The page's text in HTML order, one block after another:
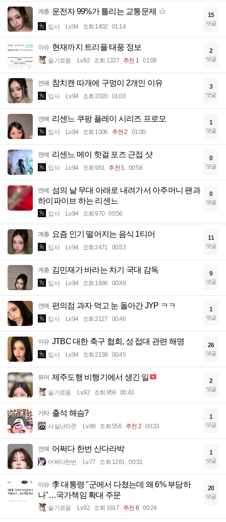
계층 운전자 99%가 틀리는 교통문제
입사 Lv.94 조회 1402 01:14
15
댓글
이슈 현재까지 트리플 태풍 정보
슬기로움 Lv.92 조회 1337 추천 1 01:06
2
댓글
연예 참치캔 따개에 구멍이 2개인 이유
입사 Lv.94 조회 2020 01:03
3
댓글
연예 리센느 쿠팡 플레이 시리즈 프로모
입사 Lv.94 조회 1006 추천 2 01:00
1
댓글
연예 리센느 메이 핫걸 포즈 근접 샷
입사 Lv.94 조회 981 추천 1 00:58
0
댓글
연예 섬의 날 무대 아래로 내려가서 아주머니 팬과
하이파이브 하는 리센느
입사 Lv.94 조회 970 00:56
0
댓글
계층 요즘 인기 떨어지는 음식 1티어
입사 Lv.94 조회 2471 00:53
11
댓글
계층 김민재가 바라는 차기 국대 감독
입사 Lv.94 조회 1886 00:49
9
댓글
연예 편의점 과자 먹고 눈 돌아간 JYP ㅋㅋ
입사 Lv.94 조회 2127 00:46
1
댓글
이슈 JTBC 대한 축구 협회, 성 접대 관련 해명
입사 Lv.94 조회 2138 00:45
26
댓글
유머 제주도행 비행기에서 생긴 일
슬기로움 Lv.92 조회 959 00:43
2
댓글
기타 출석 해슴?
사실난라쿤 Lv.89 조회 556 추천 2 00:33
1
댓글
연예 어쩌다 한번 산다라박
어쩌다한번 Lv.77 조회 1281 00:31
1
댓글
이슈 李 대통령 "군에서 다쳤는데 왜 6% 부담하
나"…국가책임 확대 주문
슬기로움 Lv.92 조회 1917 추천 6 00:24
20
댓글